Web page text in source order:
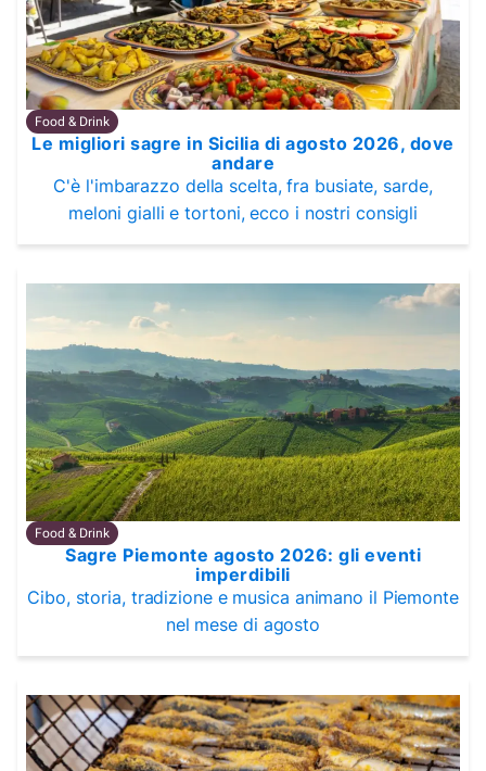
Food & Drink
Le migliori sagre in Sicilia di agosto 2026, dove
andare
C'è l'imbarazzo della scelta, fra busiate, sarde,
meloni gialli e tortoni, ecco i nostri consigli
Food & Drink
Sagre Piemonte agosto 2026: gli eventi
imperdibili
Cibo, storia, tradizione e musica animano il Piemonte
nel mese di agosto